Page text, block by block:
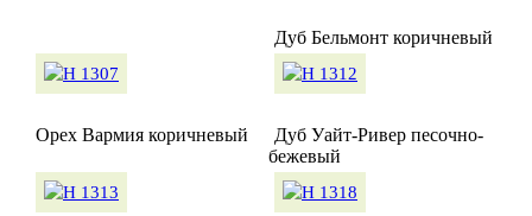
Дуб Бельмонт коричневый
Орех Вармия коричневый
Дуб Уайт-Ривер песочно-
бежевый